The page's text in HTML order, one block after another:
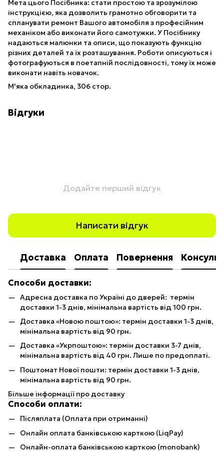
Мета цього Посібника: стати простою та зрозумілою
інструкцією, яка дозволить грамотно обговорити та
спланувати ремонт Вашого автомобіля з професійним
механіком або виконати його самотужки. У Посібнику
надаються малюнки та описи, що показують функцію
різних деталей та їх розташування. Роботи описуються і
фотографуються в поетапній послідовності, тому їх може
виконати навіть новачок.
М'яка обкладинка, 306 стор.
Відгуки
Додайте перший відгук
Написати відгук
Доставка Оплата Повернення
Способи доставки:
Адресна доставка по Україні до дверей: термін
доставки 1-3 днів, мінімальна вартість від 100 грн.
Доставка «Новою поштою»: термін доставки 1-3 днів,
мінімальна вартість від 90 грн.
Доставка «Укрпоштою»: термін доставки 3-7 днів,
мінімальна вартість від 40 грн. Лише по предоплаті.
Поштомат Нової пошти: термін доставки 1-3 днів,
мінімальна вартість від 90 грн.
Більше інформації про доставку
Способи оплати:
Післяплата (Оплата при отриманні)
Онлайн оплата банківською карткою (LiqPay)
Онлайн-оплата банківською карткою (monobank)